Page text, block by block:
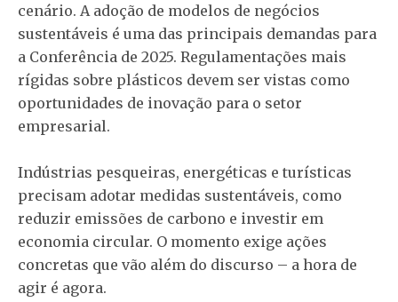
cenário. A adoção de modelos de negócios
sustentáveis é uma das principais demandas para
a Conferência de 2025. Regulamentações mais
rígidas sobre plásticos devem ser vistas como
oportunidades de inovação para o setor
empresarial.
Indústrias pesqueiras, energéticas e turísticas
precisam adotar medidas sustentáveis, como
reduzir emissões de carbono e investir em
economia circular. O momento exige ações
concretas que vão além do discurso – a hora de
agir é agora.